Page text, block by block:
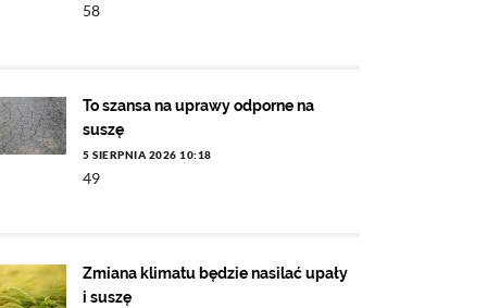
58
To szansa na uprawy odporne na
suszę
5 SIERPNIA 2026 10:18
49
Zmiana klimatu będzie nasilać upały
i suszę